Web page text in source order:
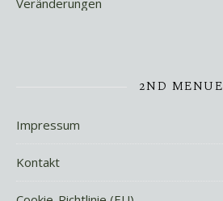
Veränderungen
2ND MENUE
Impressum
Kontakt